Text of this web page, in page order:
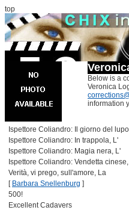
top
Below is a
Veronica
information
Ispettore Coliandro: Il giorno del
Ispettore Coliandro: In trappola, L'
Ispettore Coliandro: Magia nera, L'
Ispettore Coliandro: Vendetta
Verità, vi prego, sull'amore, La
[ Barbara Snellenburg ]
500!
Excellent Cadavers